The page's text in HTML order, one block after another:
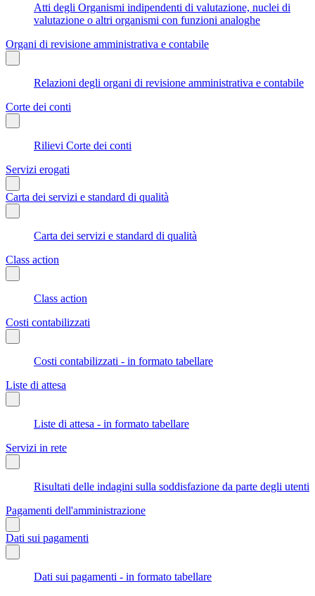
Atti degli Organismi indipendenti di valutazione, nuclei di
valutazione o altri organismi con funzioni analoghe
Organi di revisione amministrativa e contabile
Relazioni degli organi di revisione amministrativa e contabile
Corte dei conti
Rilievi Corte dei conti
Servizi erogati
Carta dei servizi e standard di qualità
Carta dei servizi e standard di qualità
Class action
Class action
Costi contabilizzati
Costi contabilizzati - in formato tabellare
Liste di attesa
Liste di attesa - in formato tabellare
Servizi in rete
Risultati delle indagini sulla soddisfazione da parte degli utenti
Pagamenti dell'amministrazione
Dati sui pagamenti
Dati sui pagamenti - in formato tabellare